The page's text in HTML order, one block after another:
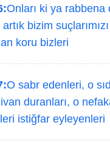
Onları ki ya rabbena
bizim
koru bizleri
O sabr edenleri, o
duranları, o
istiğfar eyleyenleri